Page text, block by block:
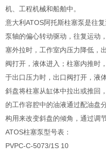
机、工程机械和船舶中。
意大利ATOS阿托斯柱塞泵是往
泵轴的偏心转动驱动，往复运动
塞外拉时，工作室内压力降低，
阀打开，液体进入；柱塞内推时
于出口压力时，出口阀打开，液
斜盘将柱塞从缸体中拉出或推回
的工作容腔中的油液通过配油盘
构用来改变斜盘的倾角，通过调
ATOS柱塞泵型号表：
PVPC-C-5073/1S 10